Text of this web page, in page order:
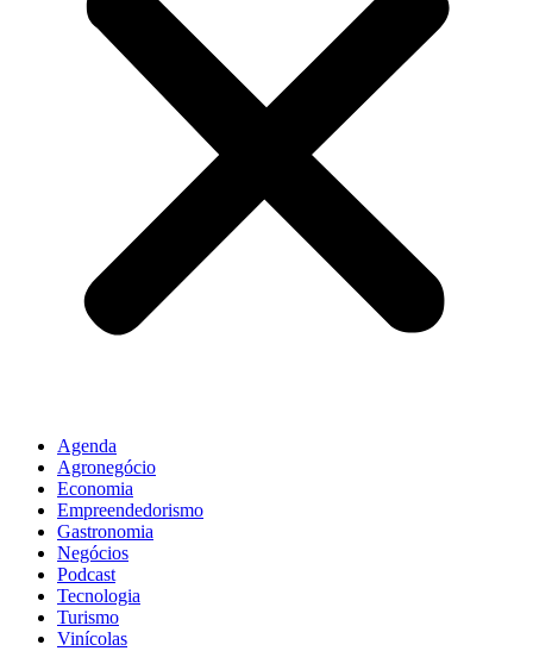
Agenda
Agronegócio
Economia
Empreendedorismo
Gastronomia
Negócios
Podcast
Tecnologia
Turismo
Vinícolas